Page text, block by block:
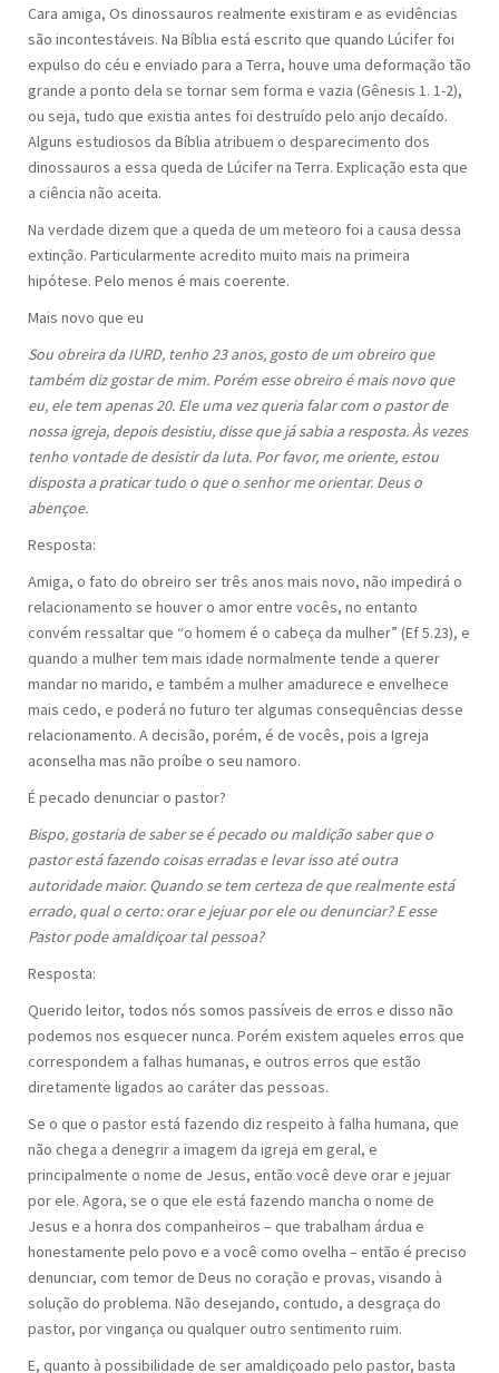
Cara amiga, Os dinossauros realmente existiram e as evidências
são incontestáveis. Na Bíblia está escrito que quando Lúcifer foi
expulso do céu e enviado para a Terra, houve uma deformação tão
grande a ponto dela se tornar sem forma e vazia (Gênesis 1. 1-2),
ou seja, tudo que existia antes foi destruído pelo anjo decaído.
Alguns estudiosos da Bíblia atribuem o desparecimento dos
dinossauros a essa queda de Lúcifer na Terra. Explicação esta que
a ciência não aceita.
Na verdade dizem que a queda de um meteoro foi a causa dessa
extinção. Particularmente acredito muito mais na primeira
hipótese. Pelo menos é mais coerente.
Mais novo que eu
Sou obreira da IURD, tenho 23 anos, gosto de um obreiro que
também diz gostar de mim. Porém esse obreiro é mais novo que
eu, ele tem apenas 20. Ele uma vez queria falar com o pastor de
nossa igreja, depois desistiu, disse que já sabia a resposta. Às vezes
tenho vontade de desistir da luta. Por favor, me oriente, estou
disposta a praticar tudo o que o senhor me orientar. Deus o
abençoe.
Resposta:
Amiga, o fato do obreiro ser três anos mais novo, não impedirá o
relacionamento se houver o amor entre vocês, no entanto
convém ressaltar que “o homem é o cabeça da mulher” (Ef 5.23), e
quando a mulher tem mais idade normalmente tende a querer
mandar no marido, e também a mulher amadurece e envelhece
mais cedo, e poderá no futuro ter algumas consequências desse
relacionamento. A decisão, porém, é de vocês, pois a Igreja
aconselha mas não proíbe o seu namoro.
É pecado denunciar o pastor?
Bispo, gostaria de saber se é pecado ou maldição saber que o
pastor está fazendo coisas erradas e levar isso até outra
autoridade maior. Quando se tem certeza de que realmente está
errado, qual o certo: orar e jejuar por ele ou denunciar? E esse
Pastor pode amaldiçoar tal pessoa?
Resposta:
Querido leitor, todos nós somos passíveis de erros e disso não
podemos nos esquecer nunca. Porém existem aqueles erros que
correspondem a falhas humanas, e outros erros que estão
diretamente ligados ao caráter das pessoas.
Se o que o pastor está fazendo diz respeito à falha humana, que
não chega a denegrir a imagem da igreja em geral, e
principalmente o nome de Jesus, então você deve orar e jejuar
por ele. Agora, se o que ele está fazendo mancha o nome de
Jesus e a honra dos companheiros – que trabalham árdua e
honestamente pelo povo e a você como ovelha – então é preciso
denunciar, com temor de Deus no coração e provas, visando à
solução do problema. Não desejando, contudo, a desgraça do
pastor, por vingança ou qualquer outro sentimento ruim.
E, quanto à possibilidade de ser amaldiçoado pelo pastor, basta